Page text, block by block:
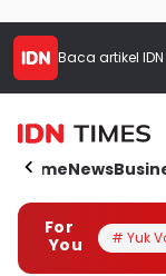
Baca artikel
HomeNews
For
You
# Yuk